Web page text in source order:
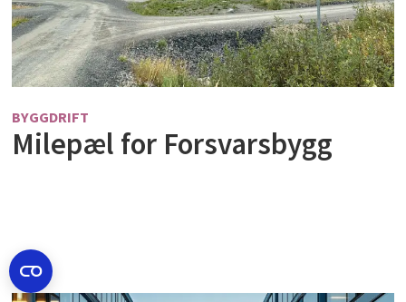
BYGGDRIFT
Milepæl for Forsvarsbygg